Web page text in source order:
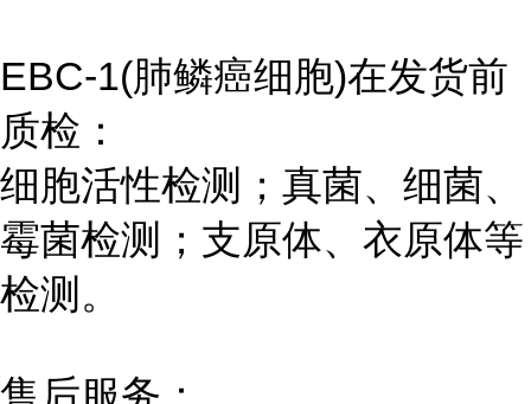
EBC-1(肺鳞癌细胞)在发货前
质检：
细胞活性检测；真菌、细菌、
霉菌检测；支原体、衣原体等
检测。
售后服务：